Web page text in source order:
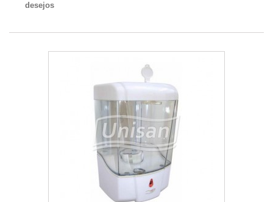
desejos